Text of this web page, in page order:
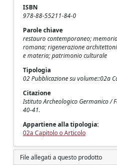
ISBN
978-88-55211-84-0
Parole chiave
restauro contemporaneo;
romana; rigenerazione
e materia; patrimonio culturale
Tipologia
02 Pubblicazione su volume::02a
Citazione
Istituto Archeologico Germanico /
40-41.
Appartiene alla tipologia:
02a Capitolo o Articolo
File allegati a questo prodotto